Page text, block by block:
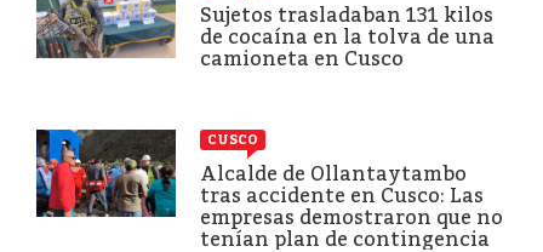
Sujetos trasladaban 131 kilos
de cocaína en la tolva de una
camioneta en Cusco
CUSCO
Alcalde de Ollantaytambo
tras accidente en Cusco: Las
empresas demostraron que no
tenían plan de contingencia